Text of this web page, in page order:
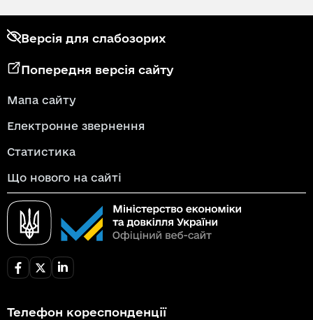
Версія для слабозорих
Попередня версія сайту
Мапа сайту
Електронне звернення
Статистика
Що нового на сайті
Телефон кореспонденції